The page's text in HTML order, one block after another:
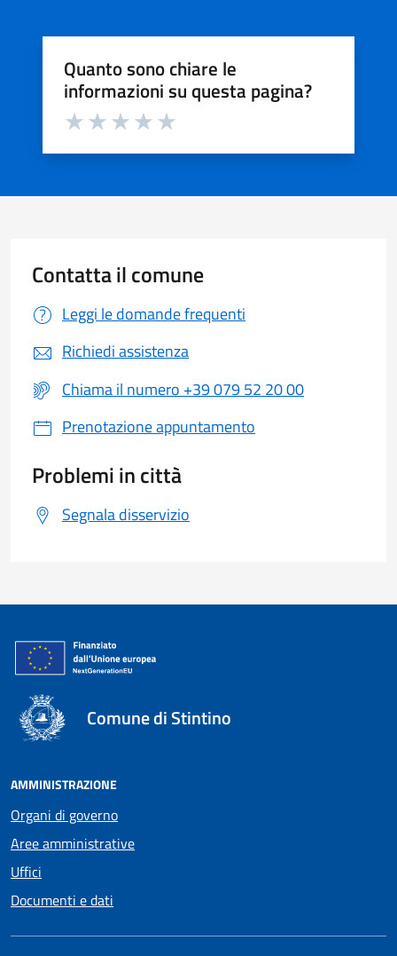
Quanto sono chiare le
informazioni su questa pagina?
Valuta da 1 a 5 stelle la pagina
Contatta il comune
Leggi le domande frequenti
Richiedi assistenza
Chiama il numero +39 079 52 20 00
Prenotazione appuntamento
Problemi in città
Segnala disservizio
Comune di Stintino
AMMINISTRAZIONE
Organi di governo
Aree amministrative
Uffici
Documenti e dati